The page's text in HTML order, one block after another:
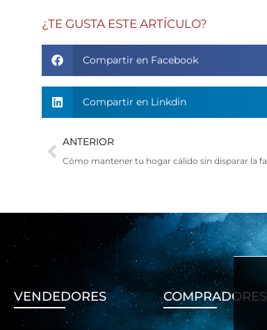
¿TE GUSTA ESTE ARTÍCULO?
Compartir en Facebook
Compartir en Linkdin
Ant
ANTERIOR
VENDEDORES COMPRADORES